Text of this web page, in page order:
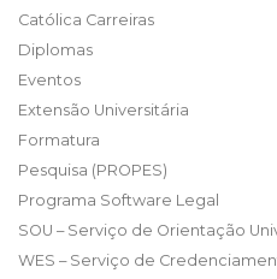
Católica Carreiras
Diplomas
Eventos
Extensão Universitária
Formatura
Pesquisa (PROPES)
Programa Software Legal
SOU – Serviço de Orientação
WES – Serviço de